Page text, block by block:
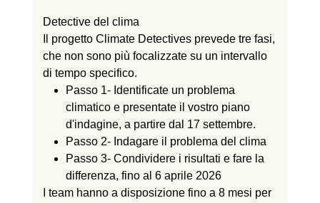
Detective del clima
Il progetto Climate Detectives prevede tre fasi,
che non sono più focalizzate su un intervallo
di tempo specifico.
Passo 1- Identificate un problema
climatico e presentate il vostro piano
d'indagine, a partire dal 17 settembre.
Passo 2- Indagare il problema del clima
Passo 3- Condividere i risultati e fare la
differenza, fino al 6 aprile 2026
I team hanno a disposizione fino a 8 mesi per